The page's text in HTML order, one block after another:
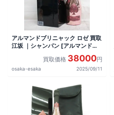
アルマンドブリニャック ロゼ 買取
江坂 ｜シャンパン [アルマンドブ
リニャック ロゼ]をお酒
買取価格 38000円
osaka-esaka 2025/09/11